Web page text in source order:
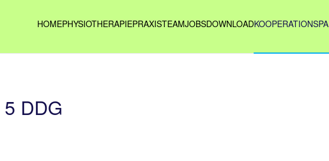
HOMEPHYSIOTHERAPIEPRAXISTEAMJOBSDOWNLOAD
DDG